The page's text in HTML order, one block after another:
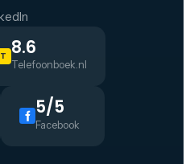
T 8.6
Telefoonboek.nl
5/5
Facebook